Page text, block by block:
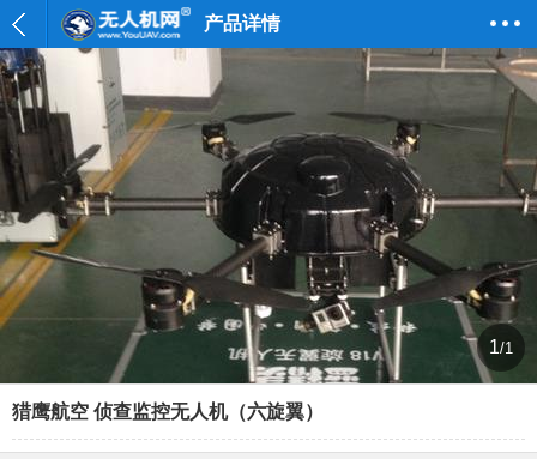
产品详情
1/1
猎鹰航空 侦查监控无人机（六旋翼）